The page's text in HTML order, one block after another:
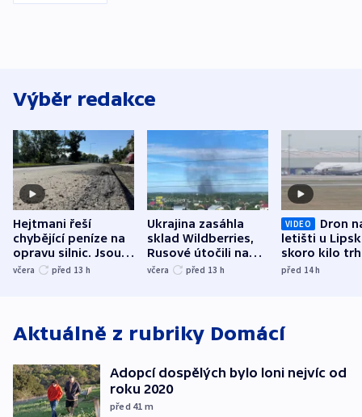
Výběr redakce
Hejtmani řeší
chybějící peníze na
opravu silnic. Jsou
nenárokové, namítá
včera před 13 h
Ukrajina zasáhla
sklad Wildberries,
Rusové útočili na
trh, hasiče či
včera před 13 h
VIDEO
Dron
letišti u
skoro kilo
indicie
před 14h
Aktuálně z rubriky Domácí
Adopcí dospělých bylo loni nejvíc od
roku 2020
před 41 m